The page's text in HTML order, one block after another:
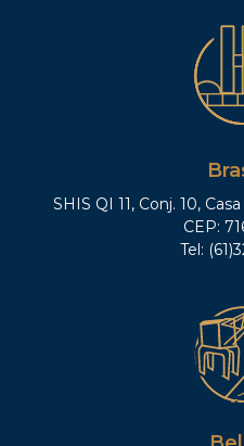
SHIS QI 11, Conj. 10,
CEP:
Tel: